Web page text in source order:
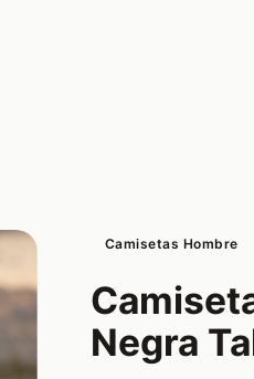
Camisetas Hombre
Negra